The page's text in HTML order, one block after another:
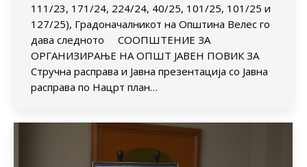
111/23, 171/24, 224/24, 40/25, 101/25, 101/25 и
127/25), Градоначалникот на Општина Велес го
дава следното СООПШТЕНИЕ ЗА
ОРГАНИЗИРАЊЕ НА ОПШТ ЈАВЕН ПОВИК ЗА
Стручна расправа и Јавна презентација со Јавна
расправа по Нацрт план…